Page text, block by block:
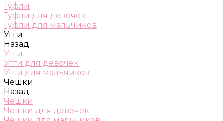
Туфли
Туфли для девочек
Туфли для мальчиков
Угги
Назад
Угги
Угги для девочек
Угги для мальчиков
Чешки
Назад
Чешки
Чешки для девочек